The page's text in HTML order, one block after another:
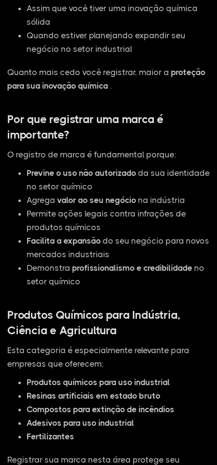
Assim que você tiver uma inovação química
sólida
Quando estiver planejando expandir seu
negócio no setor industrial
Quanto mais cedo você registrar, maior a proteção
para sua inovação química .
Por que registrar uma marca é
importante?
O registro de marca é fundamental porque:
Previne o uso não autorizado da sua identidade
no setor químico
Agrega valor ao seu negócio na indústria
Permite ações legais contra infrações de
produtos químicos
Facilita a expansão do seu negócio para novos
mercados industriais
Demonstra profissionalismo e credibilidade no
setor químico
Produtos Químicos para Indústria,
Ciência e Agricultura
Esta categoria é especialmente relevante para
empresas que oferecem:
Produtos químicos para uso industrial
Resinas artificiais em estado bruto
Compostos para extinção de incêndios
Adesivos para uso industrial
Fertilizantes
Registrar sua marca nesta área protege seu